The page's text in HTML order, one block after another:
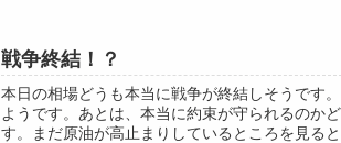
戦争終結！？
本日の相場どうも本当に戦争が終結しそうです
ようです。あとは、本当に約束が守られるのか
す。まだ原油が高止まりしているところを見る